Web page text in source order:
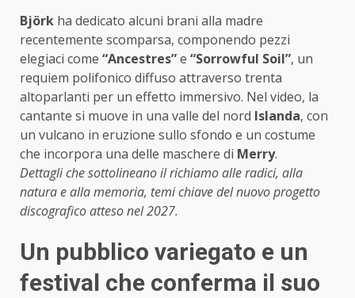
Björk ha dedicato alcuni brani alla madre
recentemente scomparsa, componendo pezzi
elegiaci come “Ancestres”e “Sorrowful Soil”, un
requiem polifonico diffuso attraverso trenta
altoparlanti per un effetto immersivo. Nel video, la
cantante si muove in una valle del nord Islanda, con
un vulcano in eruzione sullo sfondo e un costume
che incorpora una delle maschere di Merry.
Dettagli che sottolineano il richiamo alle radici, alla
natura e alla memoria, temi chiave del nuovo progetto
discografico atteso nel 2027.
Un pubblico variegato e un
festival che conferma il suo